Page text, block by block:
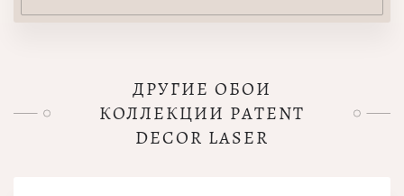
ДРУГИЕ ОБОИ
КОЛЛЕКЦИИ PATENT
DECOR LASER